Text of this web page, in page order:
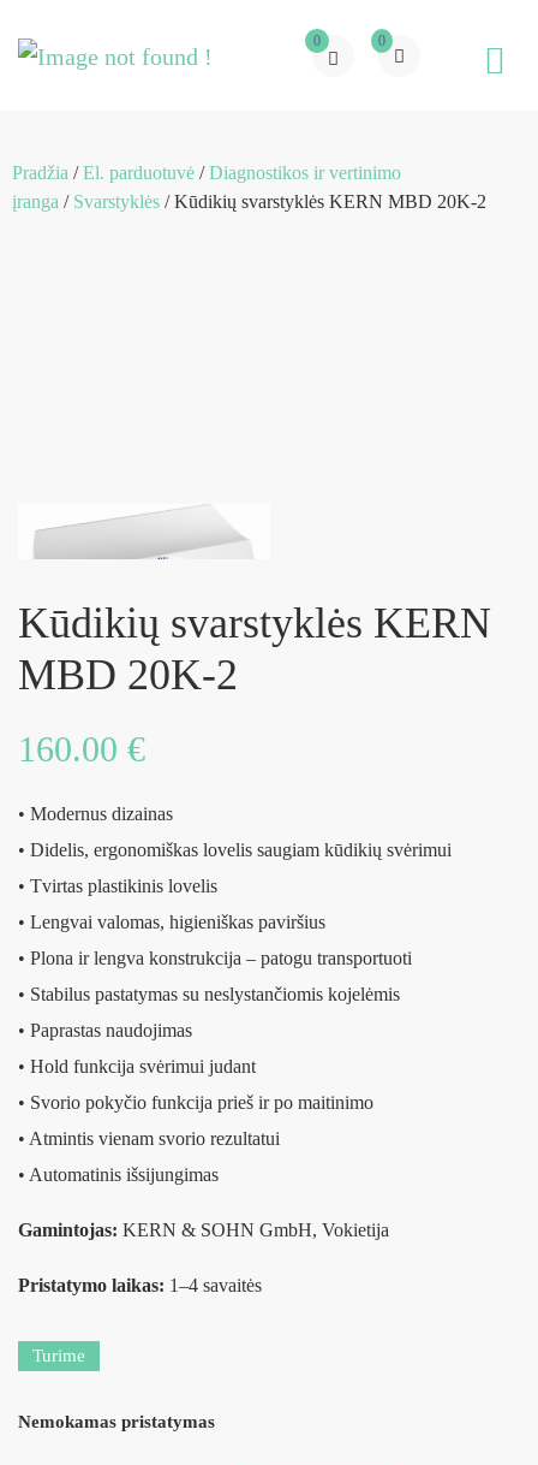
0 0
Pradžia /El. parduotuvė /Diagnostikos ir vertinimo
įranga / Svarstyklės / Kūdikių svarstyklės KERN MBD 20K-2
Kūdikių svarstyklės KERN
MBD 20K-2
160.00 €
• Modernus dizainas
• Didelis, ergonomiškas lovelis saugiam kūdikių svėrimui
• Tvirtas plastikinis lovelis
• Lengvai valomas, higieniškas paviršius
• Plona ir lengva konstrukcija – patogu transportuoti
• Stabilus pastatymas su neslystančiomis kojelėmis
• Paprastas naudojimas
• Hold funkcija svėrimui judant
• Svorio pokyčio funkcija prieš ir po maitinimo
• Atmintis vienam svorio rezultatui
• Automatinis išsijungimas
Gamintojas: KERN & SOHN GmbH, Vokietija
Pristatymo laikas: 1–4 savaitės
Turime
Nemokamas pristatymas